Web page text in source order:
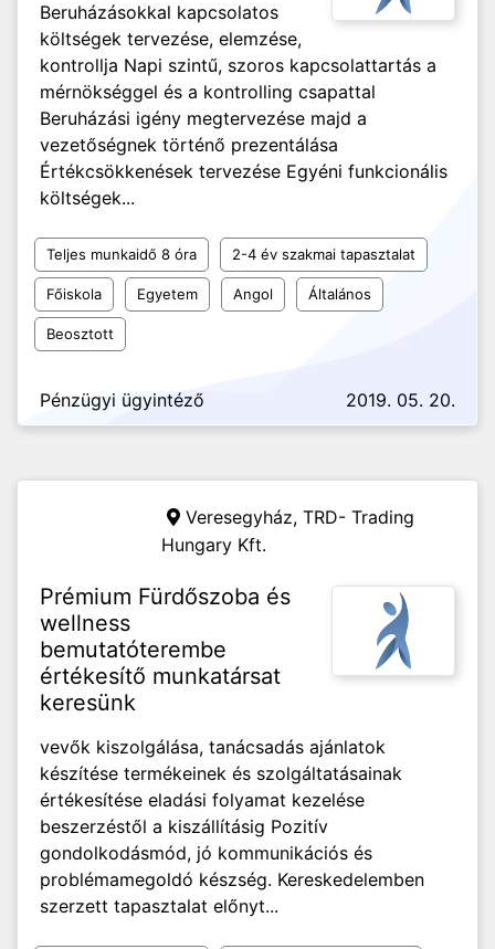
Beruházásokkal kapcsolatos
költségek tervezése, elemzése,
kontrollja Napi szintű, szoros kapcsolattartás a
mérnökséggel és a kontrolling csapattal
Beruházási igény megtervezése majd a
vezetőségnek történő prezentálása
Értékcsökkenések tervezése Egyéni funkcionális
költségek...
Teljes munkaidő 8 óra 2-4 év szakmai tapasztalat
Főiskola Egyetem Angol Általános
Beosztott
Pénzügyi ügyintéző 2019. 05. 20.
Veresegyház, TRD- Trading
Hungary Kft.
Prémium Fürdőszoba és
wellness
bemutatóterembe
értékesítő munkatársat
keresünk
vevők kiszolgálása, tanácsadás ajánlatok
készítése termékeinek és szolgáltatásainak
értékesítése eladási folyamat kezelése
beszerzéstől a kiszállításig Pozitív
gondolkodásmód, jó kommunikációs és
problémamegoldó készség. Kereskedelemben
szerzett tapasztalat előnyt...